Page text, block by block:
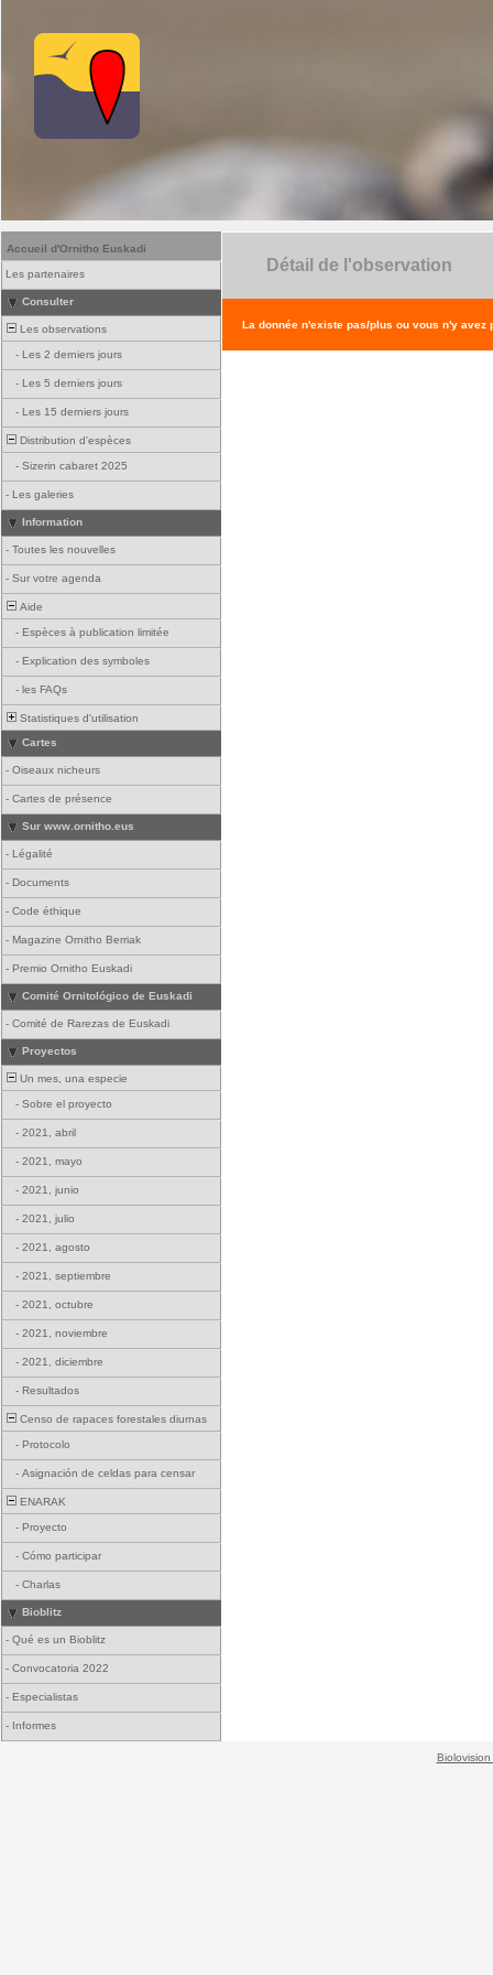
Accueil d'Ornitho Euskadi
Les partenaires
Consulter
Les observations
- Les 2 derniers jours
- Les 5 derniers jours
- Les 15 derniers jours
Distribution d'espèces
- Sizerin cabaret 2025
- Les galeries
Information
- Toutes les nouvelles
- Sur votre agenda
Aide
- Espèces à publication limitée
- Explication des symboles
- les FAQs
Statistiques d'utilisation
Cartes
- Oiseaux nicheurs
- Cartes de présence
Sur www.ornitho.eus
- Légalité
- Documents
- Code éthique
- Magazine Ornitho Berriak
- Premio Ornitho Euskadi
Comité Ornitológico de Euskadi
- Comité de Rarezas de Euskadi
Proyectos
Un mes, una especie
- Sobre el proyecto
- 2021, abril
- 2021, mayo
- 2021, junio
- 2021, julio
- 2021, agosto
- 2021, septiembre
- 2021, octubre
- 2021, noviembre
- 2021, diciembre
- Resultados
Censo de rapaces forestales diurnas
- Protocolo
- Asignación de celdas para censar
ENARAK
- Proyecto
- Cómo participar
- Charlas
Bioblitz
- Qué es un Bioblitz
- Convocatoria 2022
- Especialistas
- Informes
Détail de l'observation
La donnée n'existe pas/plus ou vous n'y avez
Biolovision